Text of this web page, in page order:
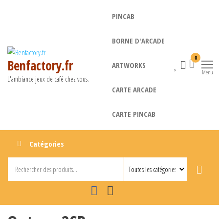
Benfactory.fr
L'ambiance jeux de café chez vous.
PINCAB
BORNE D'ARCADE
ARTWORKS
CARTE ARCADE
CARTE PINCAB
0
Menu
Catégories